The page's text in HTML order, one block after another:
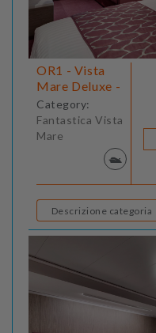
OR1 - Vista
Mare Deluxe -
Category:
Fantastica Vista
Mare
Descrizione categoria